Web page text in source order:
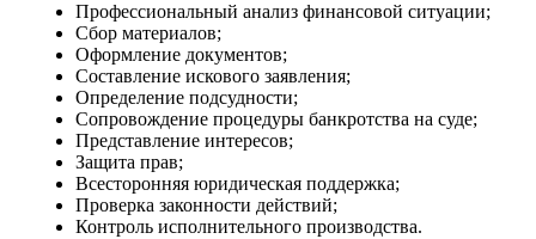
Профессиональный анализ финансовой ситуации;
Сбор материалов;
Оформление документов;
Составление искового заявления;
Определение подсудности;
Сопровождение процедуры банкротства на суде;
Представление интересов;
Защита прав;
Всесторонняя юридическая поддержка;
Проверка законности действий;
Контроль исполнительного производства.